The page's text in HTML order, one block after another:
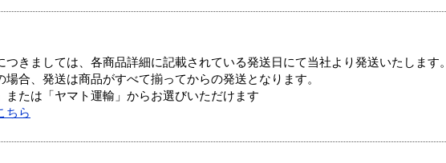
きましては、各商品詳細に記載されている発送日にて当社より発送いたします。
合、発送は商品がすべて揃ってからの発送となります。
たは「ヤマト運輸」からお選びいただけます
ちら